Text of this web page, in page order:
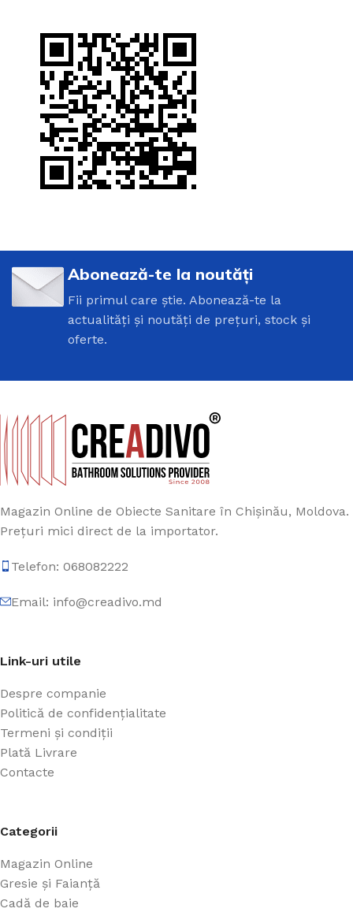
Abonează-te la noutăți
Fii primul care știe. Abonează-te la
actualități și noutăți de prețuri, stock și
oferte.
Magazin Online de Obiecte Sanitare în Chișinău, Moldova.
Prețuri mici direct de la importator.
Telefon: 068082222
Email: info@creadivo.md
Link-uri utile
Despre companie
Politică de confidențialitate
Termeni și condiții
Plată Livrare
Contacte
Categorii
Magazin Online
Gresie și Faianță
Cadă de baie